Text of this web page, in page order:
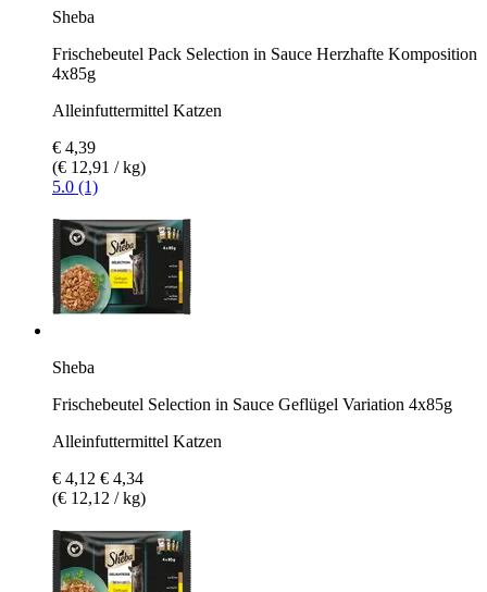
Sheba
Frischebeutel Pack Selection in Sauce Herzhafte Komposition
4x85g
Alleinfuttermittel Katzen
€ 4,39
(€ 12,91 / kg)
5.0 (1)
Sheba
Frischebeutel Selection in Sauce Geflügel Variation 4x85g
Alleinfuttermittel Katzen
€ 4,12 € 4,34
(€ 12,12 / kg)